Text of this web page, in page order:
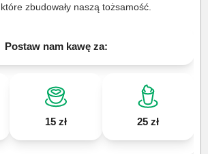
zbudowały naszą tożsamość.
Postaw nam kawę za:
15 zł 25 zł